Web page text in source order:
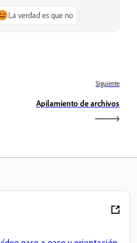
La verdad es que no
Siguiente
Apilamiento de archivos